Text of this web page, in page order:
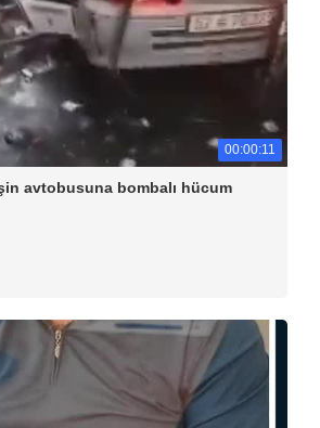
00:00:11
avtobusuna bombalı hücum